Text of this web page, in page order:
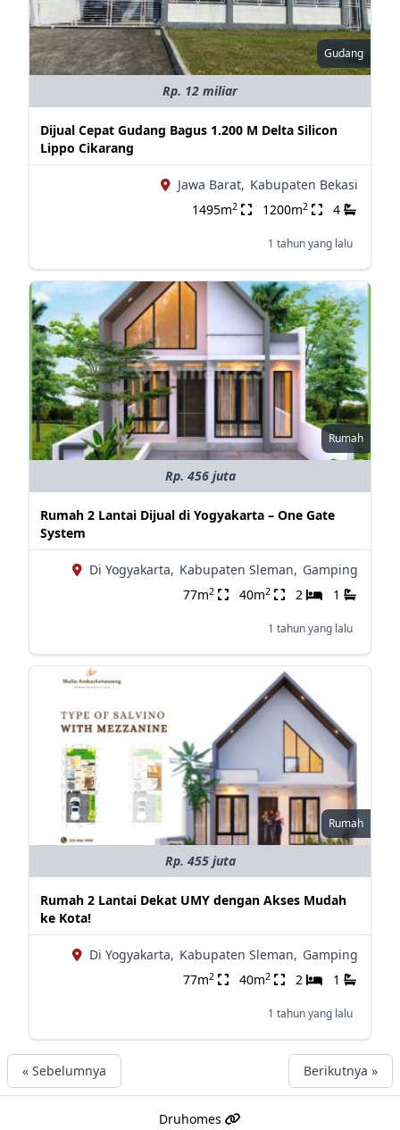
Gudang
Rp. 12 miliar
Dijual Cepat Gudang Bagus 1.200 M Delta Silicon
Lippo Cikarang
Jawa Barat, Kabupaten Bekasi
1495m2 1200m2 4
1 tahun yang lalu
Rumah
Rp. 456 juta
Rumah 2 Lantai Dijual di Yogyakarta – One Gate
System
Di Yogyakarta, Kabupaten Sleman, Gamping
77m2 40m2 2 1
1 tahun yang lalu
Rumah
Rp. 455 juta
Rumah 2 Lantai Dekat UMY dengan Akses Mudah
ke Kota!
Di Yogyakarta, Kabupaten Sleman, Gamping
77m2 40m2 2 1
1 tahun yang lalu
« Sebelumnya Berikutnya »
Druhomes